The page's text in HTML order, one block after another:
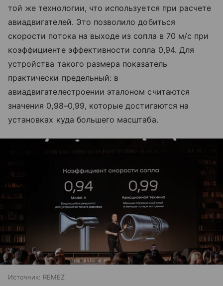
той же технологии, что используется при расчете
авиадвигателей. Это позволило добиться
скорости потока на выходе из сопла в 70 м/с при
коэффициенте эффективности сопла 0,94. Для
устройства такого размера показатель
практически предельный: в
авиадвигателестроении эталоном считаются
значения 0,98–0,99, которые достигаются на
установках куда большего масштаба.
Источник: REMEZ